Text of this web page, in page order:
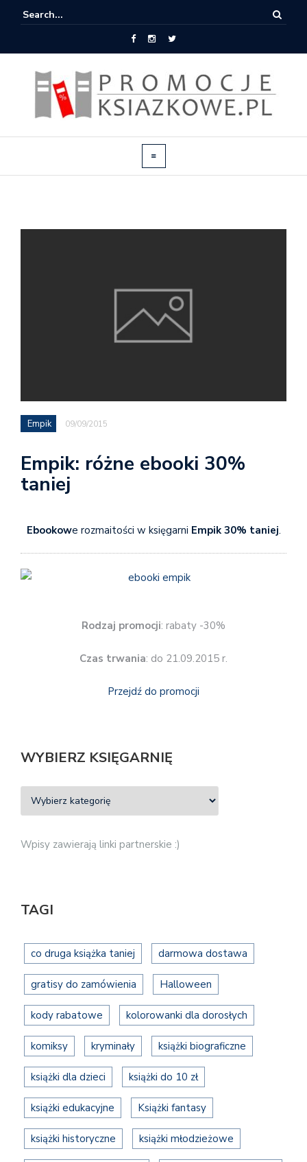
Empik 09/09/2015
Empik: różne ebooki 30%
taniej
Ebookowe rozmaitości w księgarni Empik 30% taniej.
Rodzaj promocji: rabaty -30%
Czas trwania: do 21.09.2015 r.
Przejdź do promocji
WYBIERZ KSIĘGARNIĘ
Wpisy zawierają linki partnerskie :)
TAGI
co druga książka taniej darmowa dostawa
gratisy do zamówienia Halloween
kody rabatowe kolorowanki dla dorosłych
komiksy kryminały książki biograficzne
książki dla dzieci książki do 10 zł
książki edukacyjne Książki fantasy
książki historyczne książki młodzieżowe